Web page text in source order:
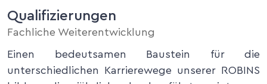
Qualifizierungen
Fachliche Weiterentwicklung
Einen bedeutsamen Baustein für die
unterschiedlichen Karrierewege unserer ROBINS